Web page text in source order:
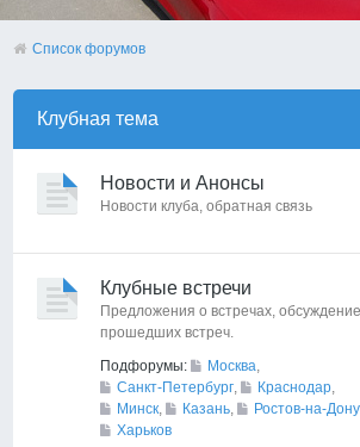
Список форумов
Клубная тема
Новости и Анонсы
Новости клуба, обратная связь
Клубные встречи
Предложения о встречах, обсуждение
прошедших встреч.
Подфорумы:
Москва,
Санкт-Петербург, Краснодар,
Минск, Казань, Ростов-на-Дону
Харьков